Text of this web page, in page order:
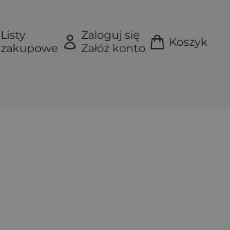
Listy
zakupowe
Zaloguj się
Załóż konto
Koszyk